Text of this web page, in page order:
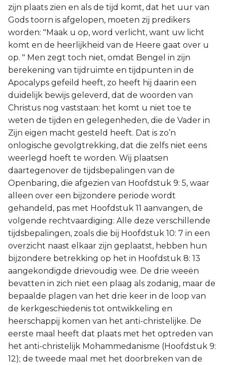
zijn plaats zien en als de tijd komt, dat het uur van
Gods toorn is afgelopen, moeten zij predikers
worden: "Maak u op, word verlicht, want uw licht
komt en de heerlijkheid van de Heere gaat over u
op. " Men zegt toch niet, omdat Bengel in zijn
berekening van tijdruimte en tijdpunten in de
Apocalyps gefeild heeft, zo heeft hij daarin een
duidelijk bewijs geleverd, dat de woorden van
Christus nog vaststaan: het komt u niet toe te
weten de tijden en gelegenheden, die de Vader in
Zijn eigen macht gesteld heeft. Dat is zo’n
onlogische gevolgtrekking, dat die zelfs niet eens
weerlegd hoeft te worden. Wij plaatsen
daartegenover de tijdsbepalingen van de
Openbaring, die afgezien van Hoofdstuk 9: 5, waar
alleen over een bijzondere periode wordt
gehandeld, pas met Hoofdstuk 11 aanvangen, de
volgende rechtvaardiging: Alle deze verschillende
tijdsbepalingen, zoals die bij Hoofdstuk 10: 7 in een
overzicht naast elkaar zijn geplaatst, hebben hun
bijzondere betrekking op het in Hoofdstuk 8: 13
aangekondigde drievoudig wee. De drie weeën
bevatten in zich niet een plaag als zodanig, maar de
bepaalde plagen van het drie keer in de loop van
de kerkgeschiedenis tot ontwikkeling en
heerschappij komen van het anti-christelijke. De
eerste maal heeft dat plaats met het optreden van
het anti-christelijk Mohammedanisme (Hoofdstuk 9:
12); de tweede maal met het doorbreken van de